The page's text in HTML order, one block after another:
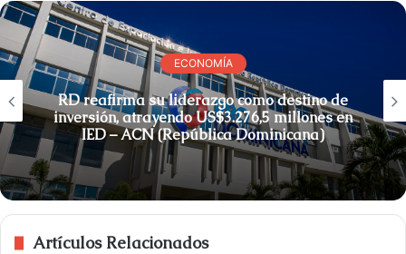
ECONOMÍA
RD reafirma su liderazgo como destino de
inversión, atrayendo US$3.276,5 millones en
IED – ACN (República Dominicana)
Artículos Relacionados